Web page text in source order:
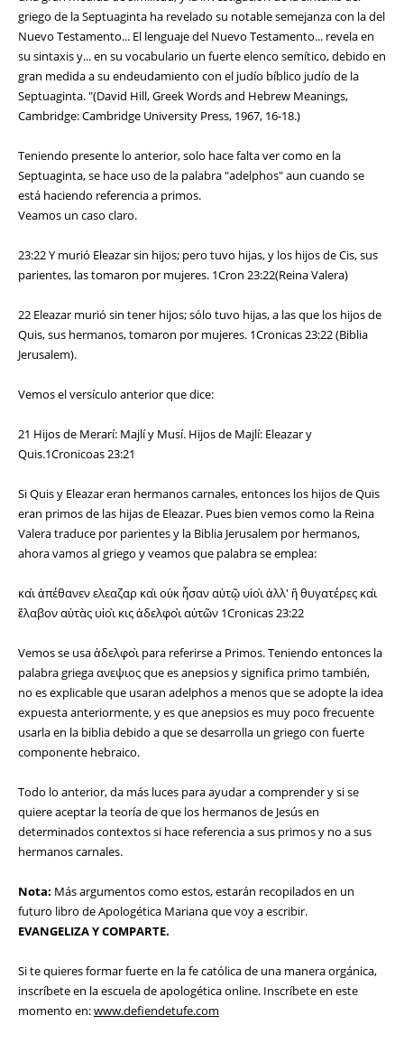
griego de la Septuaginta ha revelado su notable semejanza con la del
Nuevo Testamento... El lenguaje del Nuevo Testamento... revela en
su sintaxis y... en su vocabulario un fuerte elenco semítico, debido en
gran medida a su endeudamiento con el judío bíblico judío de la
Septuaginta. "(David Hill, Greek Words and Hebrew Meanings,
Cambridge: Cambridge University Press, 1967, 16-18.)
Teniendo presente lo anterior, solo hace falta ver como en la
Septuaginta, se hace uso de la palabra "adelphos" aun cuando se
está haciendo referencia a primos.
Veamos un caso claro.
23:22 Y murió Eleazar sin hijos; pero tuvo hijas, y los hijos de Cis, sus
parientes, las tomaron por mujeres. 1Cron 23:22(Reina Valera)
22 Eleazar murió sin tener hijos; sólo tuvo hijas, a las que los hijos de
Quis, sus hermanos, tomaron por mujeres. 1Cronicas 23:22 (Biblia
Jerusalem).
Vemos el versículo anterior que dice:
21 Hijos de Merarí: Majlí y Musí. Hijos de Majlí: Eleazar y
Quis.1Cronicoas 23:21
Si Quis y Eleazar eran hermanos carnales, entonces los hijos de Quis
eran primos de las hijas de Eleazar. Pues bien vemos como la Reina
Valera traduce por parientes y la Biblia Jerusalem por hermanos,
ahora vamos al griego y veamos que palabra se emplea:
καὶ ἀπέθανεν ελεαζαρ καὶ οὐκ ἦσαν αὐτῷ υἱοὶ ἀλλ' ἢ θυγατέρες καὶ
ἔλαβον αὐτὰς υἱοὶ κις ἀδελφοὶ αὐτῶν 1Cronicas 23:22
Vemos se usa ἀδελφοὶ para referirse a Primos. Teniendo entonces la
palabra griega ανεψιος que es anepsios y significa primo también,
no es explicable que usaran adelphos a menos que se adopte la idea
expuesta anteriormente, y es que anepsios es muy poco frecuente
usarla en la biblia debido a que se desarrolla un griego con fuerte
componente hebraico.
Todo lo anterior, da más luces para ayudar a comprender y si se
quiere aceptar la teoría de que los hermanos de Jesús en
determinados contextos si hace referencia a sus primos y no a sus
hermanos carnales.
Nota: Más argumentos como estos, estarán recopilados en un
futuro libro de Apologética Mariana que voy a escribir.
EVANGELIZA Y COMPARTE.
Si te quieres formar fuerte en la fe católica de una manera orgánica,
inscríbete en la escuela de apologética online. Inscríbete en este
momento en:www.defiendetufe.com